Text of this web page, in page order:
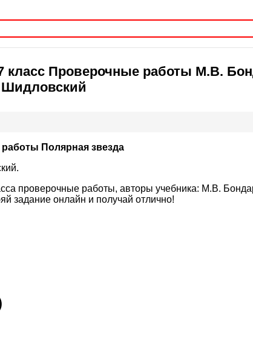
класс Проверочные работы М.В.
Шидловский
Полярная звезда
проверочные работы, авторы учебника: М.В.
задание онлайн и получай отлично!